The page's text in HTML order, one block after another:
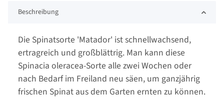
Beschreibung
Die Spinatsorte 'Matador' ist schnellwachsend,
ertragreich und großblättrig. Man kann diese
Spinacia oleracea-Sorte alle zwei Wochen oder
nach Bedarf im Freiland neu säen, um ganzjährig
frischen Spinat aus dem Garten ernten zu können.